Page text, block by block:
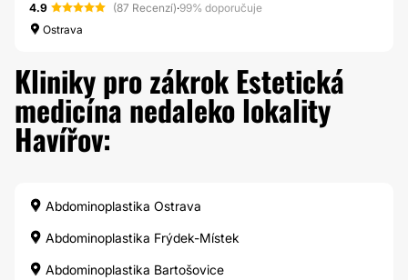
4.9 (87 Recenzí)·99% doporučuje
Ostrava
Kliniky pro zákrok Estetická
medicína nedaleko lokality
Havířov:
Abdominoplastika Ostrava
Abdominoplastika Frýdek-Místek
Abdominoplastika Bartošovice